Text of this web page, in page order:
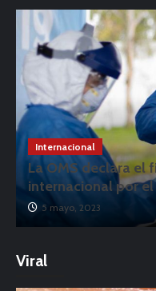
Internacional
La OMS declara el
internacional por el
5 mayo, 2023
Viral